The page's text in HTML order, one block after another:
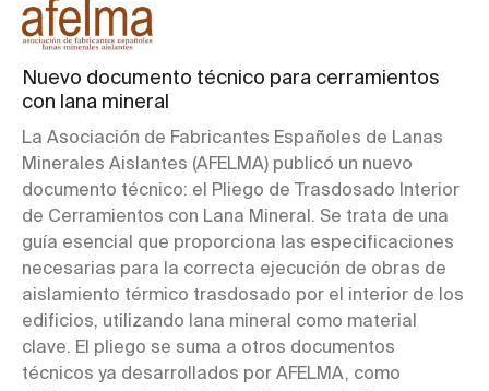
Nuevo documento técnico para cerramientos
con lana mineral
La Asociación de Fabricantes Españoles de Lanas
Minerales Aislantes (AFELMA) publicó un nuevo
documento técnico: el Pliego de Trasdosado Interior
de Cerramientos con Lana Mineral. Se trata de una
guía esencial que proporciona las especificaciones
necesarias para la correcta ejecución de obras de
aislamiento térmico trasdosado por el interior de los
edificios, utilizando lana mineral como material
clave. El pliego se suma a otros documentos
técnicos ya desarrollados por AFELMA, como